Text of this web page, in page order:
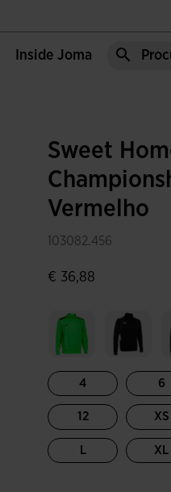
Inside Joma
Sweet
Vermelho
103082.456
€ 36,88
4 6
12 XS
L XL